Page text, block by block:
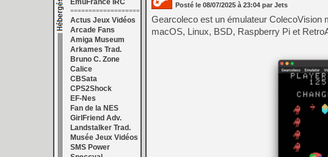
EmuFrance IRC
===================
Actus Jeux Vidéos
Arcade Fans
Amiga Museum
Arkames Trad.
Bruno C. Zone
Calice
CBSata
CPS2Shock
EF-Nes
Fan de la NES
GirlFriend Adv.
Landstalker Trad.
Musée Jeux Vidéos
SMS Power
Posté le 08/07/2025 à 23:04 par Jets
Gearcoleco est un émulateur ColecoVision
macOS, Linux, BSD, Raspberry Pi et